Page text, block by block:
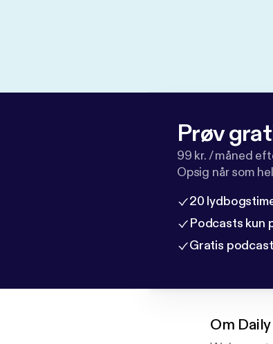
Prøv
99 kr. / måned
Opsig når som
20
Podcasts kun
Gratis
Om